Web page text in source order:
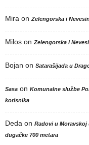
Mira on Zelengorska i
Milos on Zelengorska i
Bojan on Satarašijada u
Sasa on Komunalne službe
korisnika
Deda on Radovi u
dugačke 700 metara